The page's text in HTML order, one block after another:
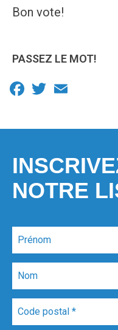
Bon vote!
PASSEZ LE MOT!
Facebook
Twitter
NOTRE